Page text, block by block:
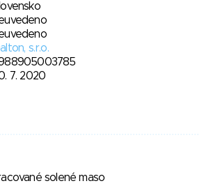
s.r.o.
7. 2020
solené maso